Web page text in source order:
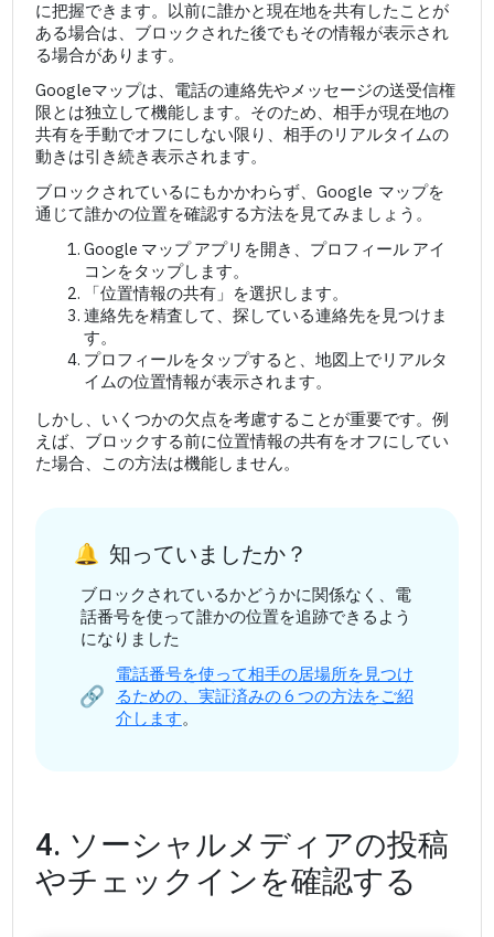
に把握できます。以前に誰かと現在地を共有したことが
ある場合は、ブロックされた後でもその情報が表示され
る場合があります。
Googleマップは、電話の連絡先やメッセージの送受信権
限とは独立して機能します。そのため、相手が現在地の
共有を手動でオフにしない限り、相手のリアルタイムの
動きは引き続き表示されます。
ブロックされているにもかかわらず、Google マップを
通じて誰かの位置を確認する方法を見てみましょう。
Google マップ アプリを開き、プロフィール アイ
コンをタップします。
「位置情報の共有」を選択します。
連絡先を精査して、探している連絡先を見つけま
す。
プロフィールをタップすると、地図上でリアルタ
イムの位置情報が表示されます。
しかし、いくつかの欠点を考慮することが重要です。例
えば、ブロックする前に位置情報の共有をオフにしてい
た場合、この方法は機能しません。
知っていましたか？
ブロックされているかどうかに関係なく、電
話番号を使って誰かの位置を追跡できるよう
になりました
電話番号を使って相手の居場所を見つけ
るための、実証済みの 6 つの方法をご紹
介します。
4. ソーシャルメディアの投稿
やチェックインを確認する